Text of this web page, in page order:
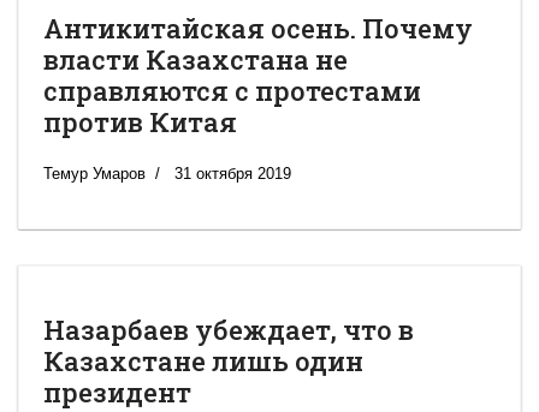
Антикитайская осень. Почему
власти Казахстана не
справляются с протестами
против Китая
Темур Умаров 31 октября 2019
Назарбаев убеждает, что в
Казахстане лишь один
президент